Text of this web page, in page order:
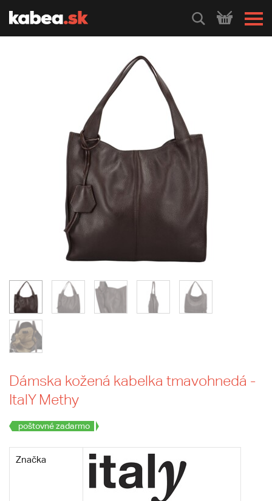
HLEDEJ
Dámska kožená kabelka tmavohnedá -
ItalY Methy
poštovné zadarmo
Značka